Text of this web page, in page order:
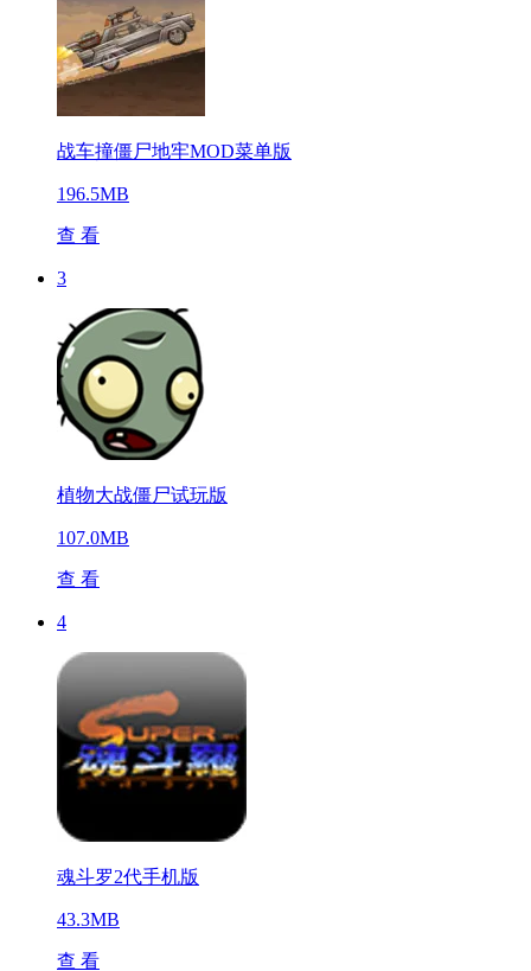
战车撞僵尸地牢MOD菜单版
196.5MB
查 看
3
植物大战僵尸试玩版
107.0MB
查 看
4
魂斗罗2代手机版
43.3MB
查 看